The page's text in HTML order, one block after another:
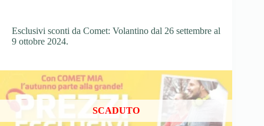
Esclusivi sconti da Comet: Volantino dal 26 settembre al
9 ottobre 2024.
SCADUTO